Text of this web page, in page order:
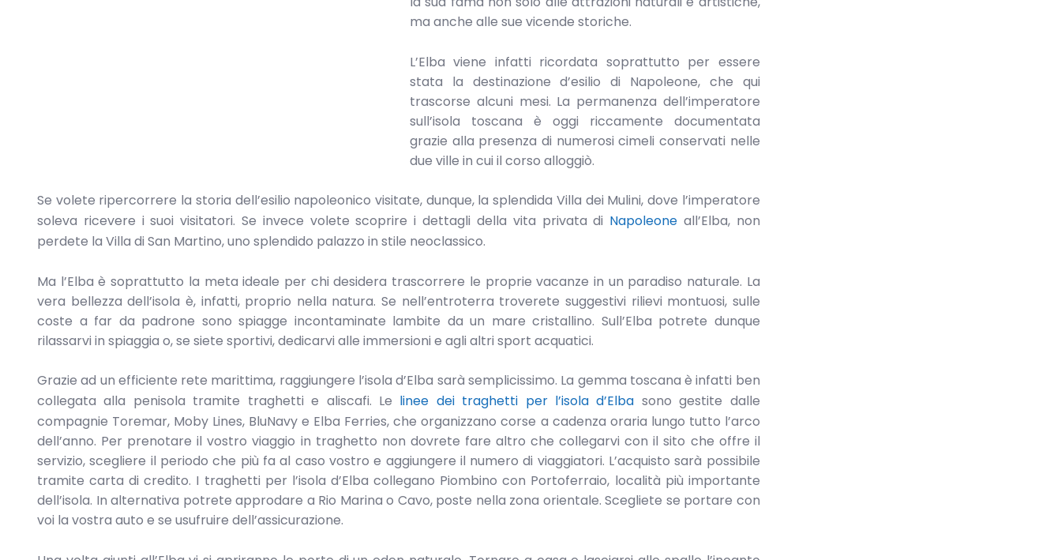
ma anche alle sue vicende storiche.
L’Elba viene infatti ricordata soprattutto per essere
stata la destinazione d’esilio di Napoleone, che qui
trascorse alcuni mesi. La permanenza dell’imperatore
sull’isola toscana è oggi riccamente documentata
grazie alla presenza di numerosi cimeli conservati nelle
due ville in cui il corso alloggiò.
Se volete ripercorrere la storia dell’esilio napoleonico visitate, dunque, la splendida Villa dei Mulini, dove l’imperatore
soleva ricevere i suoi visitatori. Se invece volete scoprire i dettagli della vita privata di Napoleone all’Elba, non
perdete la Villa di San Martino, uno splendido palazzo in stile neoclassico.
Ma l’Elba è soprattutto la meta ideale per chi desidera trascorrere le proprie vacanze in un paradiso naturale. La
vera bellezza dell’isola è, infatti, proprio nella natura. Se nell’entroterra troverete suggestivi rilievi montuosi, sulle
coste a far da padrone sono spiagge incontaminate lambite da un mare cristallino. Sull’Elba potrete dunque
rilassarvi in spiaggia o, se siete sportivi, dedicarvi alle immersioni e agli altri sport acquatici.
Grazie ad un efficiente rete marittima, raggiungere l’isola d’Elba sarà semplicissimo. La gemma toscana è infatti ben
collegata alla penisola tramite traghetti e aliscafi. Le linee dei traghetti per l’isola d’Elba sono gestite dalle
compagnie Toremar, Moby Lines, BluNavy e Elba Ferries, che organizzano corse a cadenza oraria lungo tutto l’arco
dell’anno. Per prenotare il vostro viaggio in traghetto non dovrete fare altro che collegarvi con il sito che offre il
servizio, scegliere il periodo che più fa al caso vostro e aggiungere il numero di viaggiatori. L’acquisto sarà possibile
tramite carta di credito. I traghetti per l’isola d’Elba collegano Piombino con Portoferraio, località più importante
dell’isola. In alternativa potrete approdare a Rio Marina o Cavo, poste nella zona orientale. Scegliete se portare con
voi la vostra auto e se usufruire dell’assicurazione.